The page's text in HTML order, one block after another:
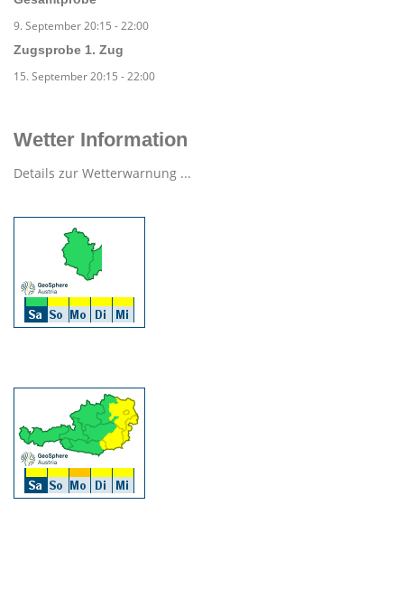
9. September 20:15 -22:00
Zugsprobe 1. Zug
15. September 20:15 -22:00
Wetter Information
Details zur Wetterwarnung ...